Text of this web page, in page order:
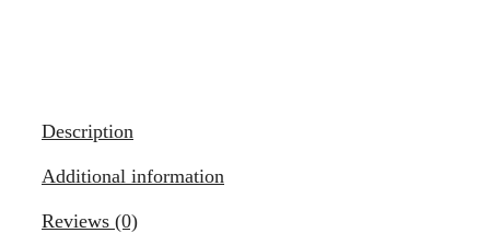
Description
Additional information
Reviews (0)